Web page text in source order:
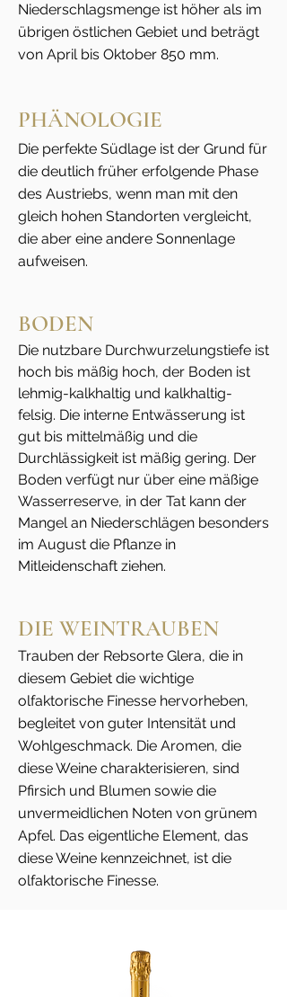
Niederschlagsmenge ist höher als im
übrigen östlichen Gebiet und beträgt
von April bis Oktober 850 mm.
PHÄNOLOGIE
Die perfekte Südlage ist der Grund für
die deutlich früher erfolgende Phase
des Austriebs, wenn man mit den
gleich hohen Standorten vergleicht,
die aber eine andere Sonnenlage
aufweisen.
BODEN
Die nutzbare Durchwurzelungstiefe ist
hoch bis mäßig hoch, der Boden ist
lehmig-kalkhaltig und kalkhaltig-
felsig. Die interne Entwässerung ist
gut bis mittelmäßig und die
Durchlässigkeit ist mäßig gering. Der
Boden verfügt nur über eine mäßige
Wasserreserve, in der Tat kann der
Mangel an Niederschlägen besonders
im August die Pflanze in
Mitleidenschaft ziehen.
DIE WEINTRAUBEN
Trauben der Rebsorte Glera, die in
diesem Gebiet die wichtige
olfaktorische Finesse hervorheben,
begleitet von guter Intensität und
Wohlgeschmack. Die Aromen, die
diese Weine charakterisieren, sind
Pfirsich und Blumen sowie die
unvermeidlichen Noten von grünem
Apfel. Das eigentliche Element, das
diese Weine kennzeichnet, ist die
olfaktorische Finesse.